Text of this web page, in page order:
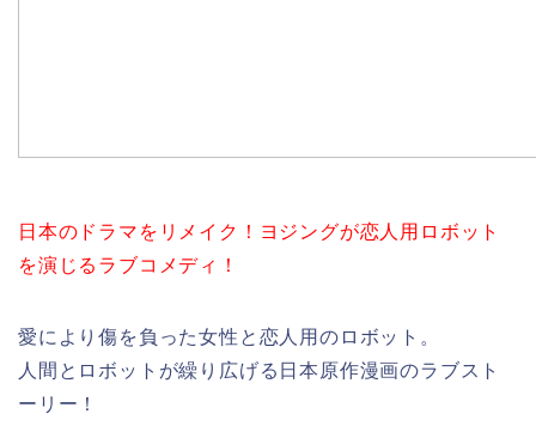
日本のドラマをリメイク！ヨジングが恋人用ロボット
を演じるラブコメディ！
愛により傷を負った女性と恋人用のロボット。
人間とロボットが繰り広げる日本原作漫画のラブスト
ーリー！